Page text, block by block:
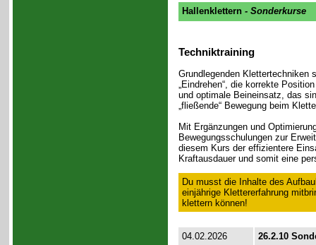
Hallenklettern - Sonderkurse
Techniktraining
Grundlegenden Klettertechniken
„Eindrehen“, die korrekte
und optimale Beineinsatz, das
„fließende“ Bewegung beim
Mit Ergänzungen und
Bewegungsschulungen zur
diesem Kurs der effizientere
Kraftausdauer und somit eine
Du musst die Inhalte des
einjährige Klettererfahrung
klettern können!
04.02.2026
26.2.10